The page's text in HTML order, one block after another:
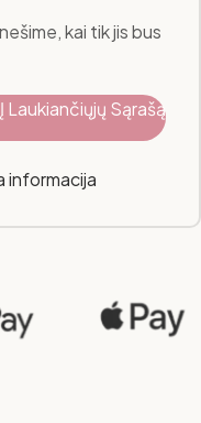
kai tik jis bus
Laukiančiųjų Sąrašą
informacija